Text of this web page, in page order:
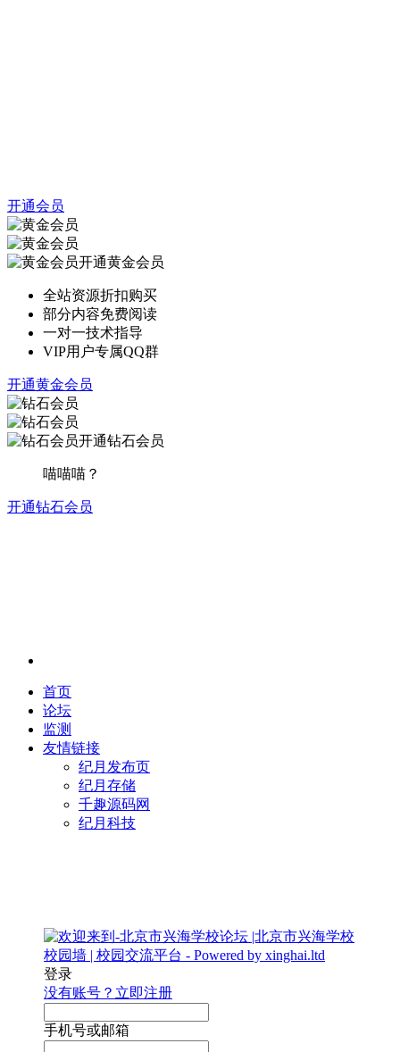
开通会员
开通黄金会员
全站资源折扣购买
部分内容免费阅读
一对一技术指导
VIP用户专属QQ群
开通黄金会员
开通钻石会员
喵喵喵？
开通钻石会员
首页
论坛
监测
友情链接
纪月发布页
纪月存储
千趣源码网
纪月科技
登录
没有账号？立即注册
手机号或邮箱